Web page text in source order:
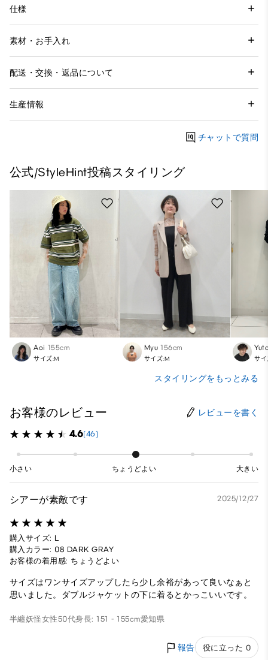
仕様
素材・お手入れ
配送・交換・返品について
生産情報
チャットで質問
公式/StyleHint投稿スタイリング
Aoi 155cm
サイズ:M
Myu 156cm
サイズ:M サ
スタイリングをもっとみる
お客様のレビュー レビューを書く
4.6(46)
小さい ちょうどよい 大きい
シアーが素敵です 2025/12/27
購入サイズ: L
購入カラー: 08 DARK GRAY
お客様の着用感: ちょうどよい
サイズはワンサイズアップしたら少し余裕があって良いなぁと
思いました。ダブルジャケットの下に着るとかっこいいです。
半纏妖怪女性50代身長: 151 - 155cm愛知県
報告 役に立った 0